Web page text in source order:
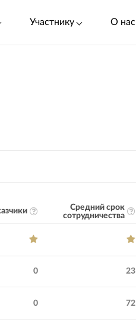
Участнику О нас
Средний срок
сотрудничества
0 23
0 72